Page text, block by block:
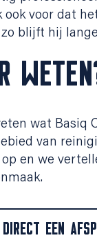
ook voor dat
blijft hij
wat Basiq
van
op en we
EEN